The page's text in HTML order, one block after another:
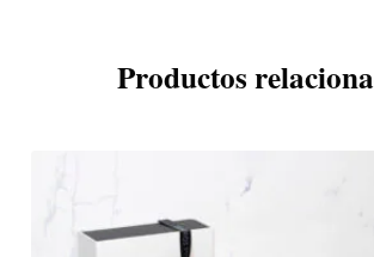
Productos